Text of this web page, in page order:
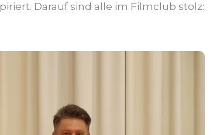
Darauf sind alle im Filmclub stolz: